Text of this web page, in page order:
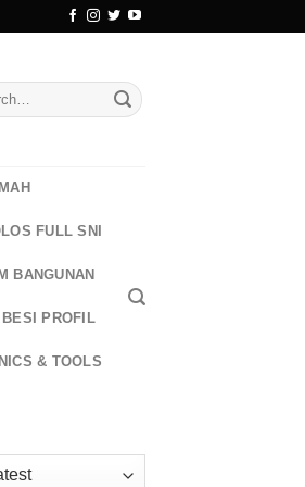
FULL SNI
BANGUNAN
BESI PROFIL
& TOOLS